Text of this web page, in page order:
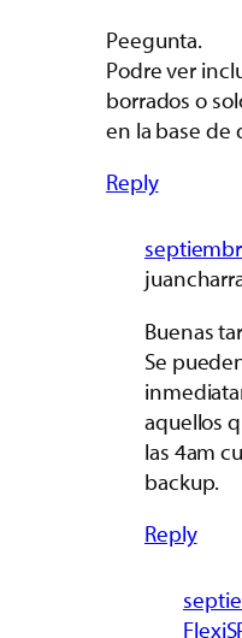
Peegunta.
Podre ver
borrados o
en la base de
Reply
Buenas
Se
aquellos
las 4am
backup.
Reply